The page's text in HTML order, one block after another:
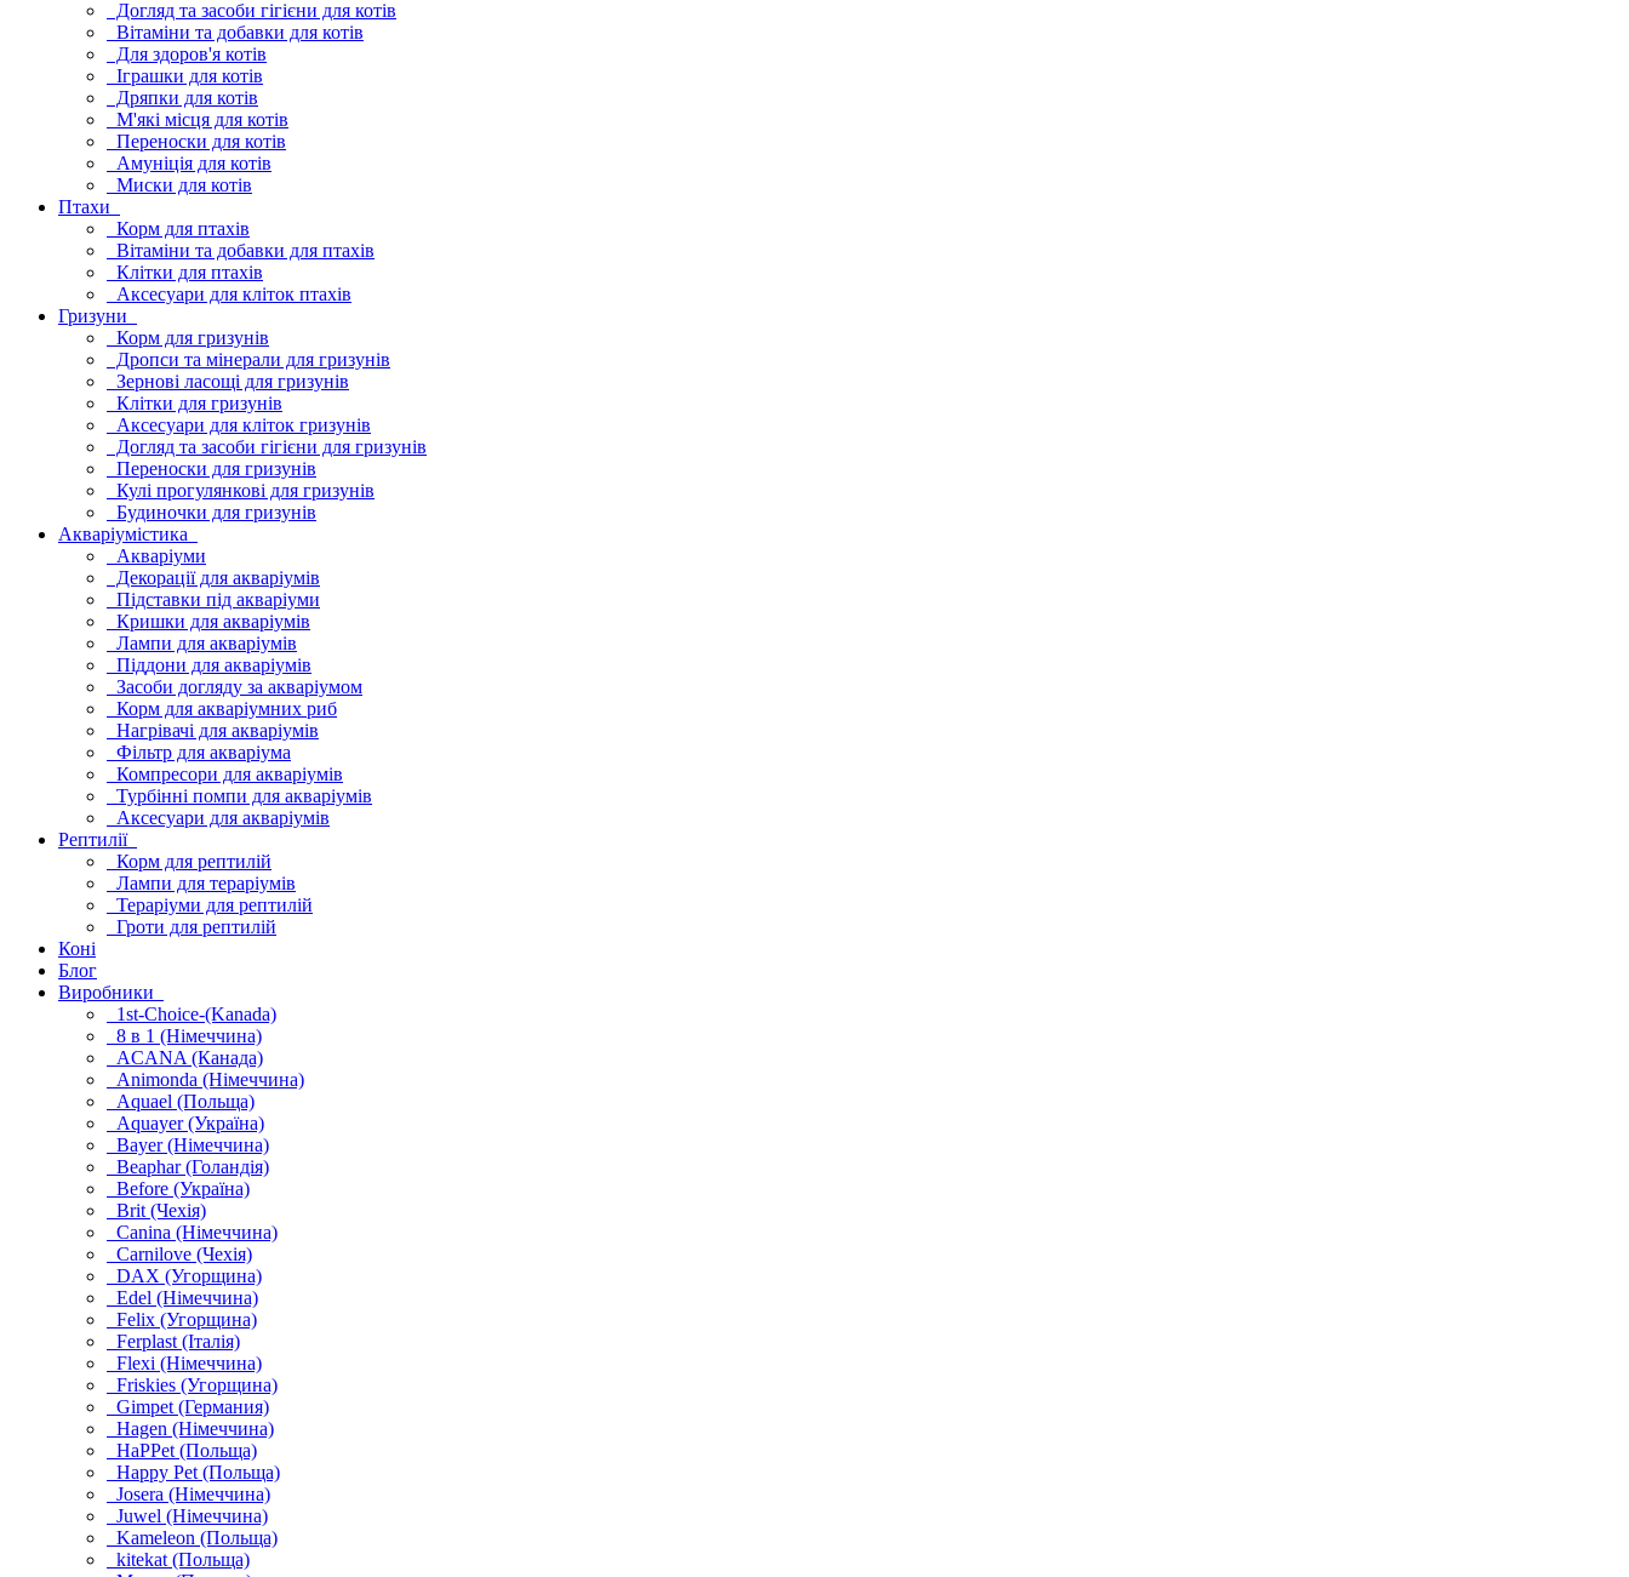
Догляд та засоби гігієни для котів
Вітаміни та добавки для котів
Для здоров'я котів
Іграшки для котів
Дряпки для котів
М'які місця для котів
Переноски для котів
Амуніція для котів
Миски для котів
Птахи
Корм для птахів
Вітаміни та добавки для птахів
Клітки для птахів
Аксесуари для кліток птахів
Гризуни
Корм для гризунів
Дропси та мінерали для гризунів
Зернові ласощі для гризунів
Клітки для гризунів
Аксесуари для кліток гризунів
Догляд та засоби гігієни для гризунів
Переноски для гризунів
Кулі прогулянкові для гризунів
Будиночки для гризунів
Акваріумістика
Акваріуми
Декорації для акваріумів
Підставки під акваріуми
Кришки для акваріумів
Лампи для акваріумів
Піддони для акваріумів
Засоби догляду за акваріумом
Корм для акваріумних риб
Нагрівачі для акваріумів
Фільтр для акваріума
Компресори для акваріумів
Турбінні помпи для акваріумів
Аксесуари для акваріумів
Рептилії
Корм для рептилій
Лампи для тераріумів
Тераріуми для рептилій
Гроти для рептилій
Коні
Блог
Виробники
1st-Choice-(Kanada)
8 в 1 (Німеччина)
ACANA (Канада)
Animonda (Німеччина)
Aquael (Польща)
Aquayer (Україна)
Bayer (Німеччина)
Beaphar (Голандія)
Before (Україна)
Brit (Чехія)
Canina (Німеччина)
Carnilove (Чехія)
DAX (Угорщина)
Edel (Німеччина)
Felix (Угорщина)
Ferplast (Італія)
Flexi (Німеччина)
Friskies (Угорщина)
Gimpet (Германия)
Hagen (Німеччина)
HaPPet (Польща)
Happy Pet (Польща)
Josera (Німеччина)
Juwel (Німеччина)
Kameleon (Польща)
kitekat (Польща)